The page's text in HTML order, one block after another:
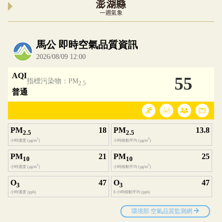
澎湖縣
一週氣象
內嵌空氣品質小工具為視覺預覽，完整即時空